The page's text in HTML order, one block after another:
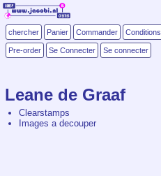
chercher Panier Commander Conditions
Pre-order Se Connecter Se connecter
Leane de Graaf
Clearstamps
Images a decouper